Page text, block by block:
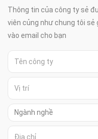
Thông tin của công ty sẻ
viên củng như chung tôi
vào email cho bạn